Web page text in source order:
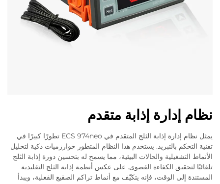
نظام إدارة إذابة متقدم
يمثل نظام إدارة إذابة الثلج المتقدم في ECS 974neo تطورًا كبيرًا في
تقنية التحكم بالتبريد. يستخدم هذا النظام المتطور خوارزميات ذكية لتحليل
الأنماط التشغيلية والحالات البيئية، مما يسمح له بتحسين دورة إذابة الثلج
تلقائيًا لتحقيق الكفاءة القصوى. على عكس أنظمة إذابة الثلج التقليدية
المستندة إلى الوقت، فإنه يتكيّف مع أنماط تراكم الصقيع الفعلية، ويبدأ